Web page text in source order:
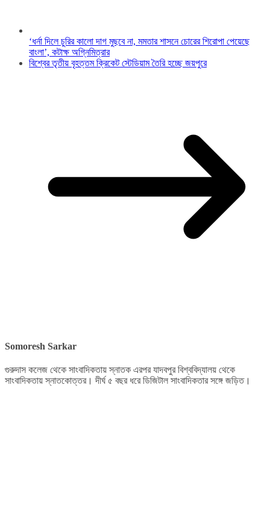
‘ধর্না দিলে চুরির কালো দাগ মুছবে না, মমতার শাসনে চোরের শিরোপা পেয়েছে
বাংলা’, কটাক্ষ অগ্নিমিত্রার
বিশ্বের তৃতীয় বৃহত্তম ক্রিকেট স্টেডিয়াম তৈরি হচ্ছে জয়পুরে
Somoresh Sarkar
গুরুদাস কলেজ থেকে সাংবাদিকতায় স্নাতক এরপর যাদবপুর বিশ্ববিদ্যালয় থেকে
সাংবাদিকতায় স্নাতকোত্তর। দীর্ঘ ৫ বছর ধরে ডিজিটাল সাংবাদিকতার সঙ্গে জড়িত।